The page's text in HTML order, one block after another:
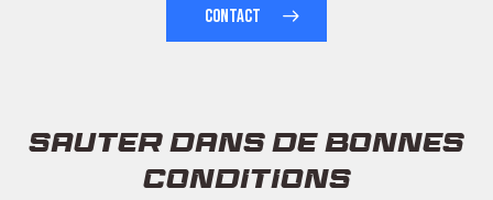
CONTACT
SAUTER DANS DE BONNES
CONDITIONS